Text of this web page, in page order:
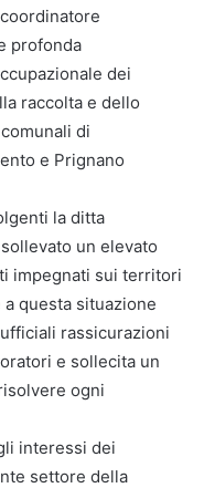
profonda
dei
raccolta e dello
di
e Prignano
la ditta
un elevato
impegnati sui territori
questa situazione
rassicurazioni
e sollecita un
ogni
interessi dei
settore della